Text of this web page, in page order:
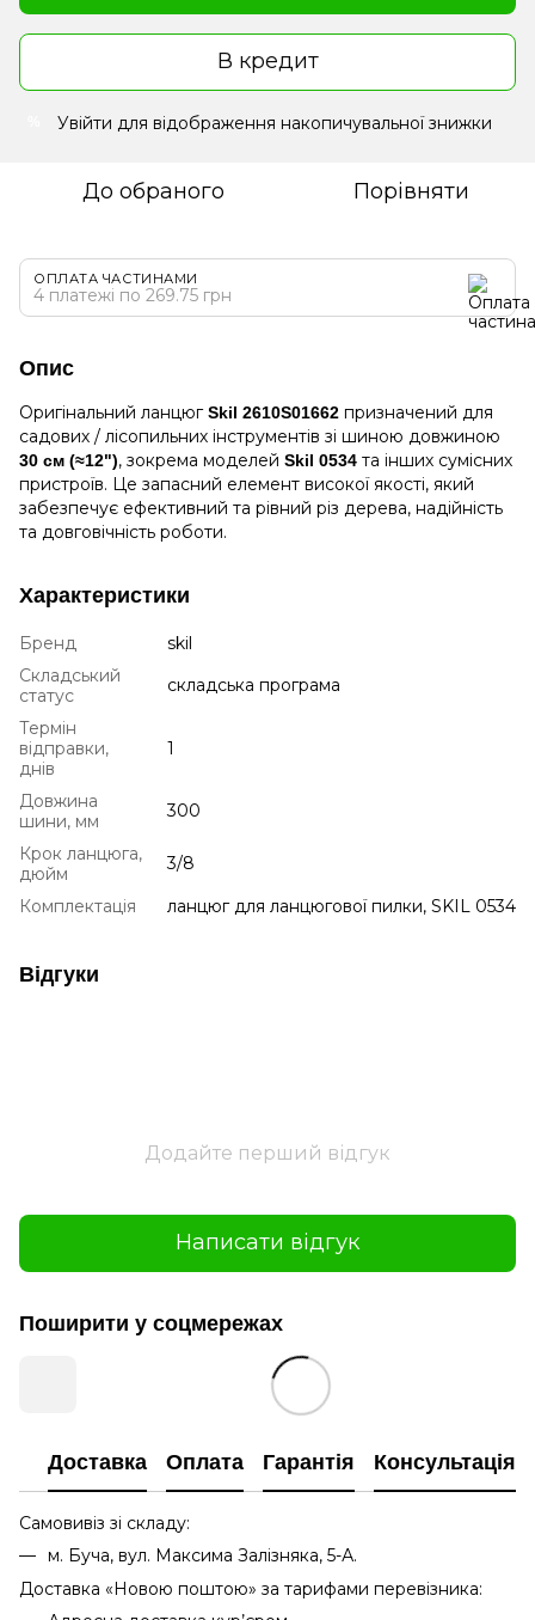
В кредит
Увійти для відображення накопичувальної знижки
До обраного Порівняти
ОПЛАТА ЧАСТИНАМИ
4 платежі по 269.75 грн
Опис
Оригінальний ланцюгSkil 2610S01662 призначений для
садових / лісопильних інструментів зі шиною довжиною
30 см (≈12"), зокрема моделей Skil 0534 та інших сумісних
пристроїв. Це запасний елемент високої якості, який
забезпечує ефективний та рівний різ дерева, надійність
та довговічність роботи.
Характеристики
Бренд
skil
Складський
статус
складська програма
Термін
відправки,
днів
1
Довжина
шини, мм
300
Крок ланцюга,
дюйм
3/8
Комплектація
ланцюг для ланцюгової пилки, SKIL 0534
Відгуки
Додайте перший відгук
Написати відгук
Поширити у соцмережах
Доставка Оплата Гарантія Консультація
Самовивіз зі складу:
м. Буча, вул. Максима Залізняка, 5-А.
Доставка «Новою поштою» за тарифами перевізника: